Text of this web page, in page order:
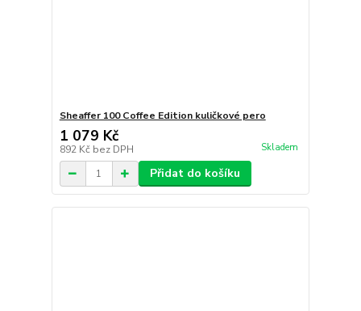
Sheaffer 100 Coffee Edition kuličkové pero
1 079 Kč
892 Kč bez DPH Skladem
Přidat do košíku